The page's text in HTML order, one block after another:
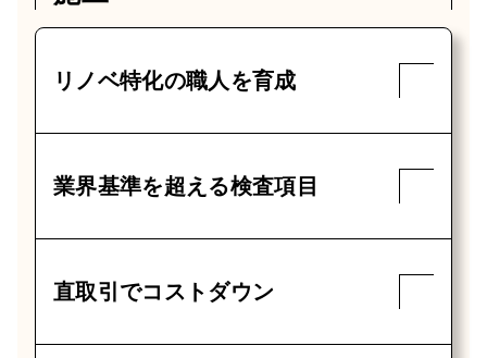
リノベ特化の職人を育成
業界基準を超える検査項目
直取引でコストダウン